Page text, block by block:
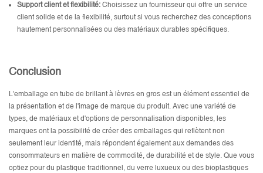
Support client et flexibilité:Choisissez un fournisseur qui offre un service
client solide et de la flexibilité, surtout si vous recherchez des conceptions
hautement personnalisées ou des matériaux durables spécifiques.
Conclusion
L'emballage en tube de brillant à lèvres en gros est un élément essentiel de
la présentation et de l'image de marque du produit. Avec une variété de
types, de matériaux et d'options de personnalisation disponibles, les
marques ont la possibilité de créer des emballages qui reflètent non
seulement leur identité, mais répondent également aux demandes des
consommateurs en matière de commodité, de durabilité et de style. Que vous
optiez pour du plastique traditionnel, du verre luxueux ou des bioplastiques